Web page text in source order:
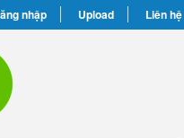
nhập Upload Liên hệ